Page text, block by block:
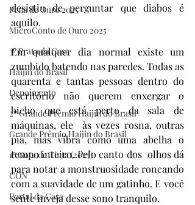
Pena de Ouro 2025
MicroConto de Ouro 2025
3º Prata da Casa
Haijin do Brasil
Depoimento
2º Grande Prêmio Haijin do Brasil
Grande Prêmio Haijin do Brasil
1º Gota de Tinta (2025)
CON
Portal da Casa
desistiu de perguntar que diabos é
aquilo.
Em qualquer dia normal existe um
zumbido batendo nas paredes. Todas as
quarenta e tantas pessoas dentro do
escritório não querem enxergar o
bicho que está perto da sala de
máquinas, ele  às vezes rosna, outras
pia, mas vibra como uma abelha o
tempo inteiro. Pelo canto dos  olhos dá
para notar a monstruosidade roncando
com a suavidade de um gatinho. E você
sente inveja desse sono tranquilo.